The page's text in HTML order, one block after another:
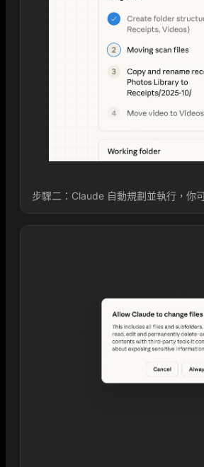
步驟二：Claude 自動規劃並執行，你